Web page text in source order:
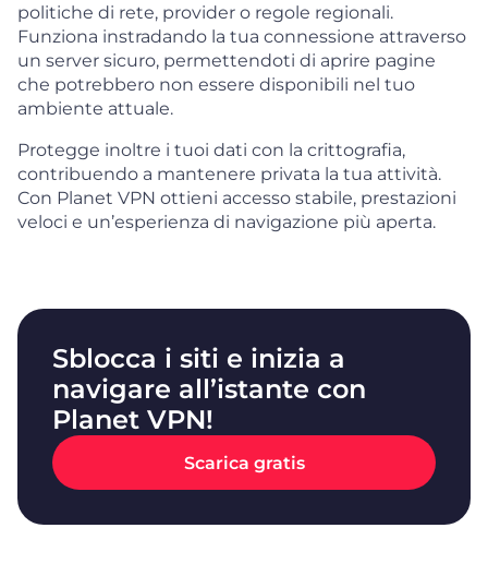
politiche di rete, provider o regole regionali.
Funziona instradando la tua connessione attraverso
un server sicuro, permettendoti di aprire pagine
che potrebbero non essere disponibili nel tuo
ambiente attuale.
Protegge inoltre i tuoi dati con la crittografia,
contribuendo a mantenere privata la tua attività.
Con Planet VPN ottieni accesso stabile, prestazioni
veloci e un’esperienza di navigazione più aperta.
Sblocca i siti e inizia a
navigare all’istante con
Planet VPN!
Scarica gratis